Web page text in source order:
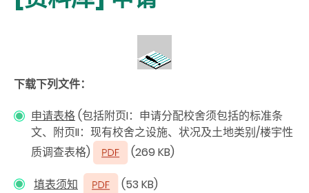
下载下列文件：
申请表格(包括附页I：申请分配校舍须包括的标准条
文、附页II：现有校舍之设施、状况及土地类别∕楼宇性
质调查表格)
(269 KB)
填表须知 (53 KB)